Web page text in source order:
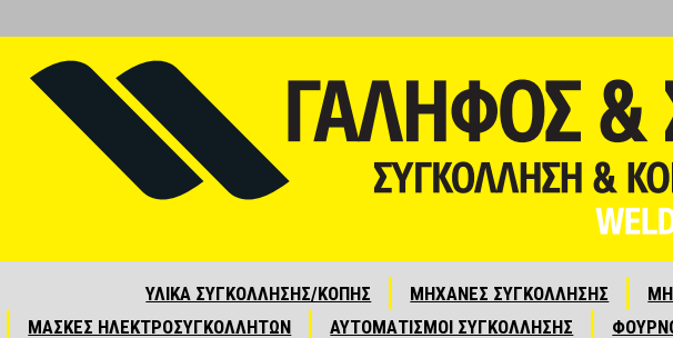
ΥΛΙΚΑ ΣΥΓΚΟΛΛΗΣΗΣ/ΚΟΠΗΣ ΜΗΧΑΝΕΣ ΣΥΓΚΟΛΛΗΣΗΣ
ΜΑΣΚΕΣ ΗΛΕΚΤΡΟΣΥΓΚΟΛΛΗΤΩΝ
ΑΥΤΟΜΑΤΙΣΜΟΙ ΣΥΓΚΟΛΛΗΣΗΣ